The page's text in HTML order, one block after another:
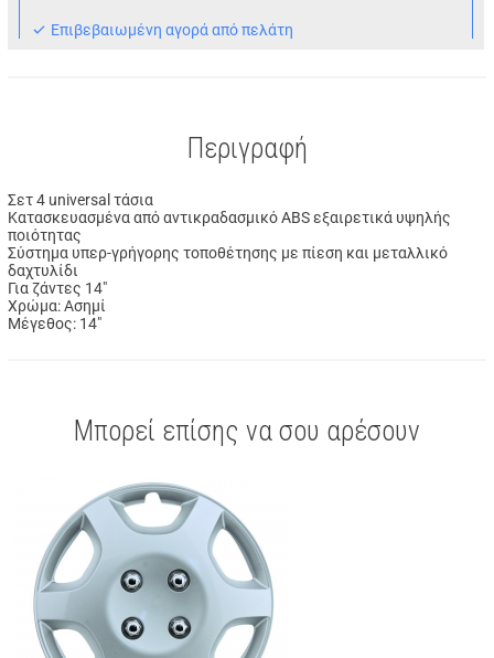
Eπιβεβαιωμένη αγορά από πελάτη
Περιγραφή
Σετ 4 universal τάσια
Κατασκευασμένα από αντικραδασμικό ABS εξαιρετικά υψηλής
ποιότητας
Σύστημα υπερ-γρήγορης τοποθέτησης με πίεση και μεταλλικό
δαχτυλίδι
Για ζάντες 14"
Χρώμα: Ασημί
Μέγεθος: 14"
Μπορεί επίσης να σου αρέσουν